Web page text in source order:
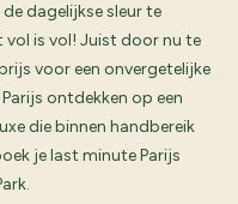
dagelijkse sleur te
is vol! Juist door nu te
voor een onvergetelijke
ontdekken op een
die binnen handbereik
je last minute Parijs